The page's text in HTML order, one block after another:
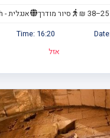
סיור מודרך
אנגלית - English
Date:
Time: 16:20
אזל